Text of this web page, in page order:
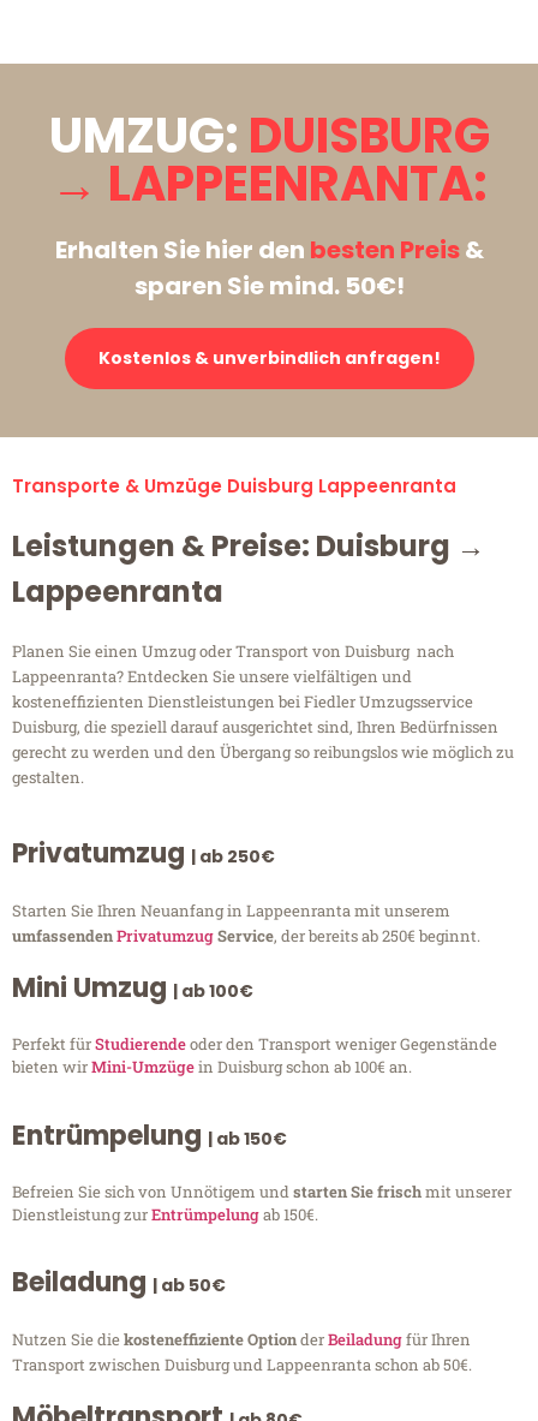
UMZUG: DUISBURG
→ LAPPEENRANTA:
Erhalten Sie hier den besten Preis&
sparen Sie mind. 50€!
Kostenlos & unverbindlich anfragen!
Transporte & Umzüge Duisburg Lappeenranta
Leistungen & Preise: Duisburg →
Lappeenranta
Planen Sie einen Umzug oder Transport von Duisburg nach
Lappeenranta? Entdecken Sie unsere vielfältigen und
kosteneffizienten Dienstleistungen bei Fiedler Umzugsservice
Duisburg, die speziell darauf ausgerichtet sind, Ihren Bedürfnissen
gerecht zu werden und den Übergang so reibungslos wie möglich zu
gestalten.
Privatumzug | ab 250€
Starten Sie Ihren Neuanfang in Lappeenranta mit unserem
umfassendenPrivatumzugService, der bereits ab 250€ beginnt.
Mini Umzug | ab 100€
Perfekt fürStudierendeoder den Transport weniger Gegenstände
bieten wirMini-Umzügein Duisburg schon ab 100€ an.
Entrümpelung | ab 150€
Befreien Sie sich von Unnötigem undstarten Sie frischmit unserer
Dienstleistung zurEntrümpelungab 150€.
Beiladung | ab 50€
Nutzen Sie diekosteneffiziente OptionderBeiladungfür Ihren
Transport zwischen Duisburg und Lappeenranta schon ab 50€.